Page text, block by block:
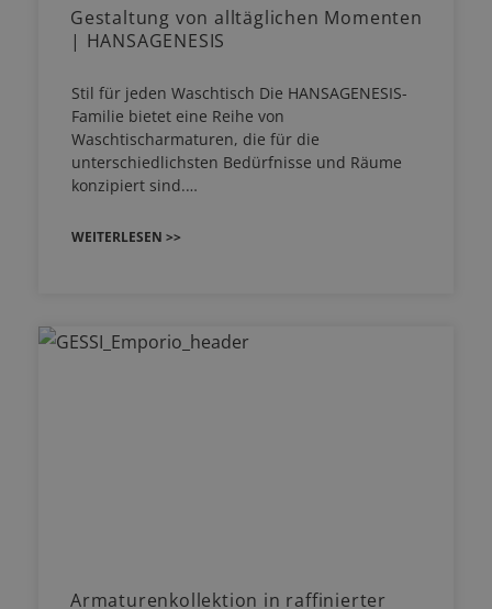
Gestaltung von alltäglichen Momenten
| HANSAGENESIS
Stil für jeden Waschtisch Die HANSAGENESIS-
Familie bietet eine Reihe von
Waschtischarmaturen, die für die
unterschiedlichsten Bedürfnisse und Räume
konzipiert sind.…
WEITERLESEN >>
Armaturenkollektion in raffinierter